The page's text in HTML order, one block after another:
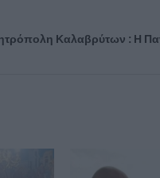
Καλαβρύτων : Η